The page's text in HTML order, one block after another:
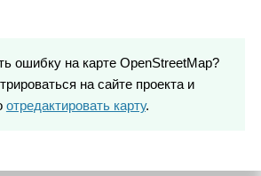
ошибку на карте OpenStreetMap?
на сайте проекта и
отредактировать карту.